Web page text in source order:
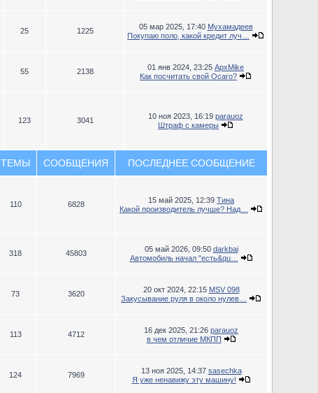
25 1225 05 мар 2025, 17:40 Мухамадеев
Покупаю поло, какой кредит луч…
55 2138 01 янв 2024, 23:25 ApxMike
Как посчитать свой Осаго?
123 3041 10 ноя 2023, 16:19 parauoz
Штраф с камеры
ТЕМЫ СООБЩЕНИЯ ПОСЛЕДНЕЕ СООБЩЕНИЕ
110 6828 15 май 2025, 12:39 Тина
Какой производитель лучше? Над…
318 45803 05 май 2026, 09:50 darkbai
Автомобиль начал "есть&qu…
73 3620 20 окт 2024, 22:15 MSV 098
Закусывание руля в около нулев…
113 4712 16 дек 2025, 21:26 parauoz
в чем отличие МКПП
124 7969 13 ноя 2025, 14:37 sasechka
Я уже ненавижу эту машину!